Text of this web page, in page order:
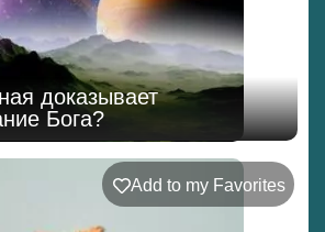
доказывает
Бога?
Add to my Favorites